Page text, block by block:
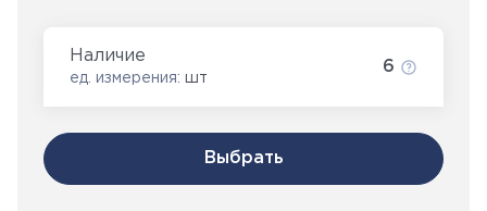
Наличие
ед. измерения: шт
6
Выбрать